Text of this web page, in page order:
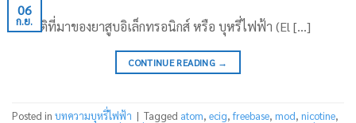
06
ก.ย.
ประวัติที่มาของยาสูบอิเล็กทรอนิกส์ หรือ บุหรี่ไฟฟ้า (El […]
CONTINUE READING →
Posted in บทความบุหรี่ไฟฟ้า | Tagged atom, ecig,freebase, mod, nicotine,